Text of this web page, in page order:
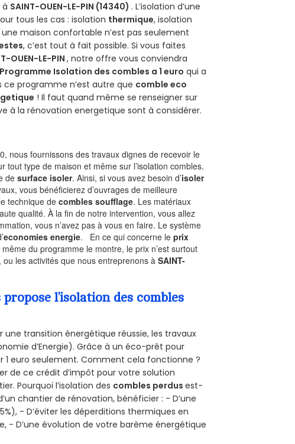
à SAINT-OUEN-LE-PIN (14340) . L’isolation d’une
tous les cas : isolation thermique, isolation
maison confortable n’est pas seulement
, c’est tout à fait possible. Si vous faites
OUEN-LE-PIN, notre offre vous conviendra
Programme Isolation des combles a 1 euro qui a
ce programme n’est autre que comble eco
! Il faut quand même se renseigner sur
à la rénovation energetique sont à considérer.
nous fournissons des travaux dignes de recevoir le
tout type de maison et même sur l’isolation combles.
desurface isoler. Ainsi, si vous avez besoin d’isoler
vous bénéficierez d’ouvrages de meilleure
technique decombles soufflage. Les matériaux
qualité. À la fin de notre intervention, vous allez
vous n’avez pas à vous en faire. Le système
economies energie. En ce qui concerne leprix
du programme le montre, le prix n’est surtout
ou les activités que nous entreprenons àSAINT-
l’isolation des combles
une transition énergétique réussie, les travaux
d’Energie). Grâce à un éco-prêt pour
1 euro seulement. Comment cela fonctionne ?
de ce crédit d’impôt pour votre solution
Pourquoi l’isolation des combles perdusest-
chantier de rénovation, bénéficier : - D’une
- D’éviter les déperditions thermiques en
- D’une évolution de votre barème énergétique